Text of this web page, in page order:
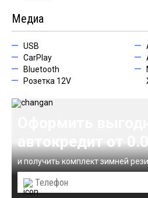
Медиа
USB
CarPlay
Bluetooth
Розетка 12V
автокредит от
и получить комплект зимней